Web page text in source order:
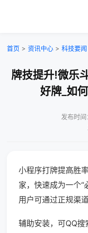
首页 > 资讯中心 > 科技要闻
牌技提升!微乐
好牌_如
发布时
小程序打牌提高胜
家，快速成为一个“
用户可通过正规渠
辅助安装，可QQ